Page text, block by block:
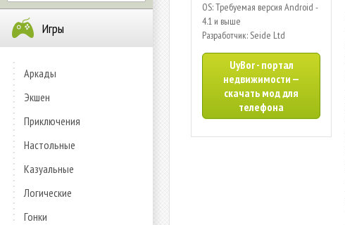
Игры
Аркады
Экшен
Приключения
Настольные
Казуальные
Логические
Гонки
OS: Требуемая версия Android -
4.1 и выше
Разработчик: Seide Ltd
UyBor - портал
недвижимости —
скачать мод для
телефона